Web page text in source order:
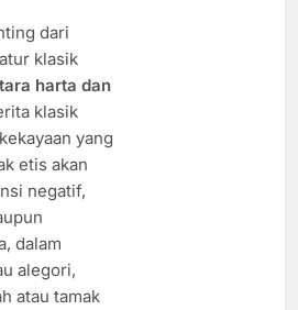
dari
klasik
harta dan
klasik
yang
etis akan
negatif,
dalam
alegori,
atau tamak